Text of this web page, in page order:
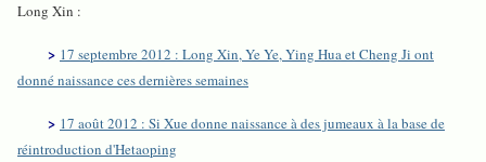
Long Xin :
> 17 septembre 2012 : Long Xin, Ye Ye, Ying Hua et Cheng Ji ont
donné naissance ces dernières semaines
> 17 août 2012 : Si Xue donne naissance à des jumeaux à la base de
réintroduction d'Hetaoping